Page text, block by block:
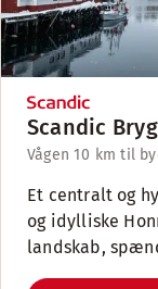
Scandic
Vågen 10 km til
Et centralt og
og idylliske
landskab,